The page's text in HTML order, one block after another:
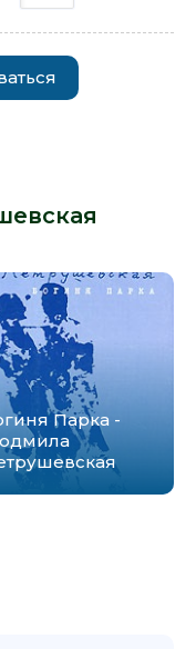
Парка -